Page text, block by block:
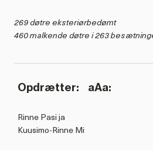
269 døtre eksteriørbedømt
460 malkende døtre i 263
Opdrætter: aAa:
Rinne Pasi ja
Kuusimo-Rinne Mi